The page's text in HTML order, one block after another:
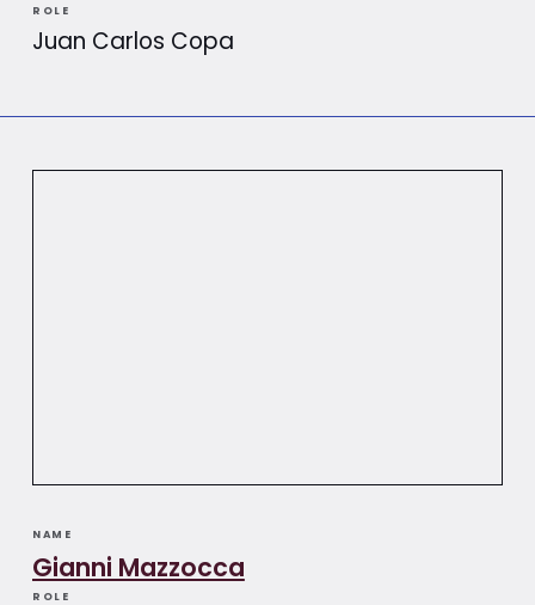
ROLE
Juan Carlos Copa
NAME
Gianni Mazzocca
ROLE